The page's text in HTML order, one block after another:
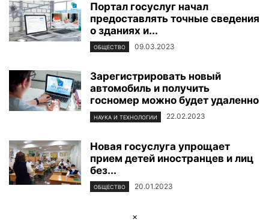
Портал госуслуг начал
предоставлять точные сведения
о зданиях и...
ОБЩЕСТВО 09.03.2023
Зарегистрировать новый
автомобиль и получить
госномер можно будет удаленно
НАУКА И ТЕХНОЛОГИИ 22.02.2023
Новая госуслуга упрощает
прием детей иностранцев и лиц
без...
ОБЩЕСТВО 20.01.2023
×